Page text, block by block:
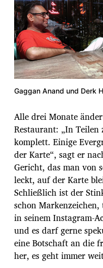
Gaggan Anand und Derk
Alle drei Monate
Restaurant: „In
komplett. Einige
der Karte“, sagt er
Gericht, das man von
leckt, auf der Karte
Schließlich ist der
schon
in seinem Instagram-
und es darf gerne
eine Botschaft an die
her, es geht immer